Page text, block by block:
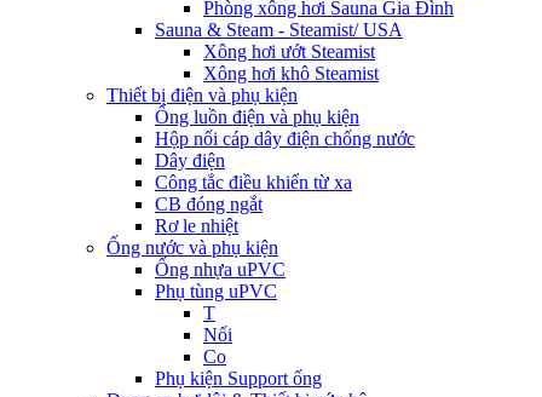
Phòng xông hơi Sauna Gia Đình
Sauna & Steam - Steamist/ USA
Xông hơi ướt Steamist
Xông hơi khô Steamist
Thiết bị điện và phụ kiện
Ống luồn điện và phụ kiện
Hộp nối cáp dây điện chống nước
Dây điện
Công tắc điều khiển từ xa
CB đóng ngắt
Rơ le nhiệt
Ống nước và phụ kiện
Ống nhựa uPVC
Phụ tùng uPVC
T
Nối
Co
Phụ kiện Support ống